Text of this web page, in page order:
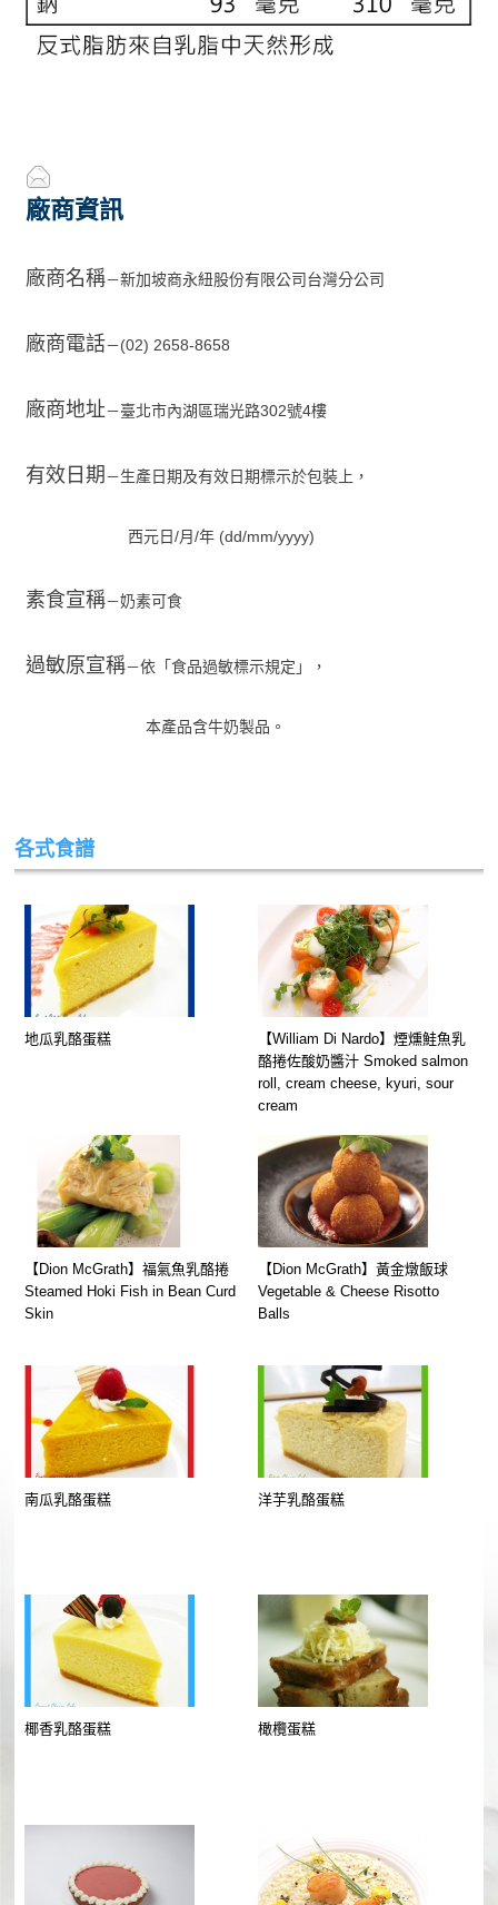
廠商資訊
廠商名稱－新加坡商永紐股份有限公司台灣分公司
廠商電話－(02) 2658-8658
廠商地址－臺北市內湖區瑞光路302號4樓
有效日期 －生產日期及有效日期標示於包裝上，
西元日/月/年 (dd/mm/yyyy)
素食宣稱－奶素可食
過敏原宣稱－依「食品過敏標示規定」，
本產品含牛奶製品。
各式食譜
地瓜乳酪蛋糕
【William Di Nardo】煙燻鮭魚乳
酪捲佐酸奶醬汁 Smoked salmon
roll, cream cheese, kyuri, sour
cream
【Dion McGrath】福氣魚乳酪捲
Steamed Hoki Fish in Bean Curd
Skin
【Dion McGrath】黃金燉飯球
Vegetable & Cheese Risotto
Balls
南瓜乳酪蛋糕 洋芋乳酪蛋糕
椰香乳酪蛋糕 橄欖蛋糕